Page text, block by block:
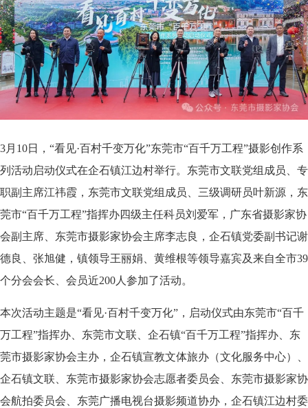
3月10日，“看见·百村千变万化”东莞市“百千万工程”摄影创作系
列活动启动仪式在企石镇江边村举行。东莞市文联党组成员、专
职副主席江祎霞，东莞市文联党组成员、三级调研员叶新源，东
莞市“百千万工程”指挥办四级主任科员刘爱军，广东省摄影家协
会副主席、东莞市摄影家协会主席李志良，企石镇党委副书记谢
德良、张旭健，镇领导王丽娟、黄维根等领导嘉宾及来自全市39
个分会会长、会员近200人参加了活动。
本次活动主题是“看见·百村千变万化”，启动仪式由东莞市“百千
万工程”指挥办、东莞市文联、企石镇“百千万工程”指挥办、东
莞市摄影家协会主办，企石镇宣教文体旅办（文化服务中心）、
企石镇文联、东莞市摄影家协会志愿者委员会、东莞市摄影家协
会航拍委员会、东莞广播电视台摄影频道协办，企石镇江边村委